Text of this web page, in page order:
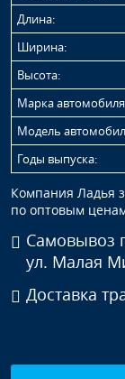
Длина:
Ширина:
Высота:
Марка
Модель
Годы выпуска:
Компания Ладья
по оптовым
Самовывоз
ул. Малая
Доставка